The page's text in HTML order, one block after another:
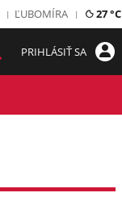
ĽUBOMÍRA 27 °C
PRIHLÁSIŤ SA